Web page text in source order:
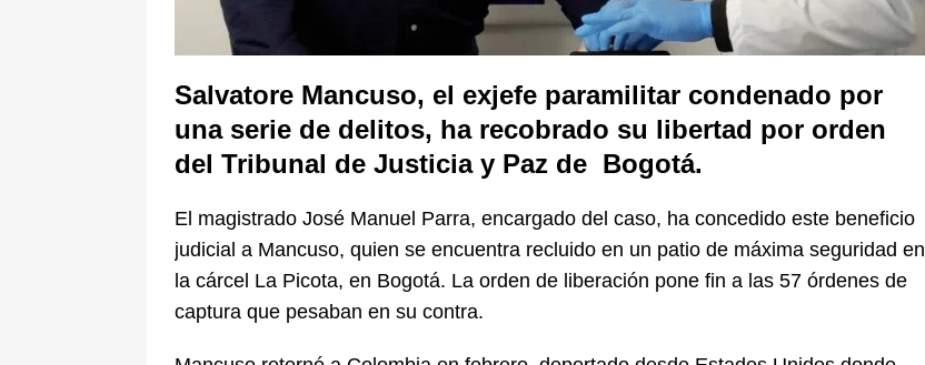
Salvatore Mancuso, el exjefe paramilitar condenado por
una serie de delitos, ha recobrado su libertad por orden
del Tribunal de Justicia y Paz de Bogotá.
El magistrado José Manuel Parra, encargado del caso, ha concedido este beneficio
judicial a Mancuso, quien se encuentra recluido en un patio de máxima seguridad en
la cárcel La Picota, en Bogotá. La orden de liberación pone fin a las 57 órdenes de
captura que pesaban en su contra.